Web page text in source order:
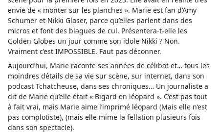
envie de « monter sur les planches ». Marie est fan d’Amy
Schumer et Nikki Glaser, parce qu’elles parlent dans des
micros et font des blagues de cul. Présentera-t-elle les
Golden Globes un jour comme son idole Nikki ? Non.
Vraiment c’est IMPOSSIBLE. Faut pas déconner.
Aujourd’hui, Marie raconte ses années de célibat et… tous les
moindres détails de sa vie sur scène, sur internet, dans son
podcast Tchatcheuse, dans ses chroniques… Un journaliste a
dit de Marie qu’elle était « Bigard en léopard ». C’est pas tout
à fait vrai, mais Marie aime l’imprimé léopard (Mais elle n’est
pas complotiste), (mais elle mime la fellation plusieurs fois
dans son spectacle).